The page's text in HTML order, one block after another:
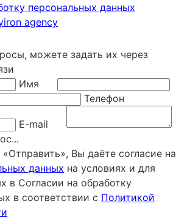
персональных данных
agency
можете задать их через
Имя
Телефон
E-mail
Вы даёте согласие на
данных на условиях и для
в Согласии на обработку
в соответствии с Политикой